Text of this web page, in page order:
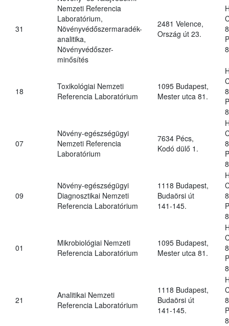
31
Nemzeti Referencia
Laboratórium,
Növényvédőszermaradék-
analitika,
Növényvédőszer-
minősítés
2481 Velence,
Ország út 23.
18
Toxikológiai Nemzeti
Referencia Laboratórium
1095 Budapest,
Mester utca 81.
07
Növény-egészségügyi
Nemzeti Referencia
Laboratórium
7634 Pécs,
Kodó dülő 1.
09
Növény-egészségügyi
Diagnosztikai Nemzeti
Referencia Laboratórium
1118 Budapest,
Budaörsi út
141-145.
01
Mikrobiológiai Nemzeti
Referencia Laboratórium
1095 Budapest,
Mester utca 81.
21
Analitikai Nemzeti
Referencia Laboratórium
1118 Budapest,
Budaörsi út
141-145.